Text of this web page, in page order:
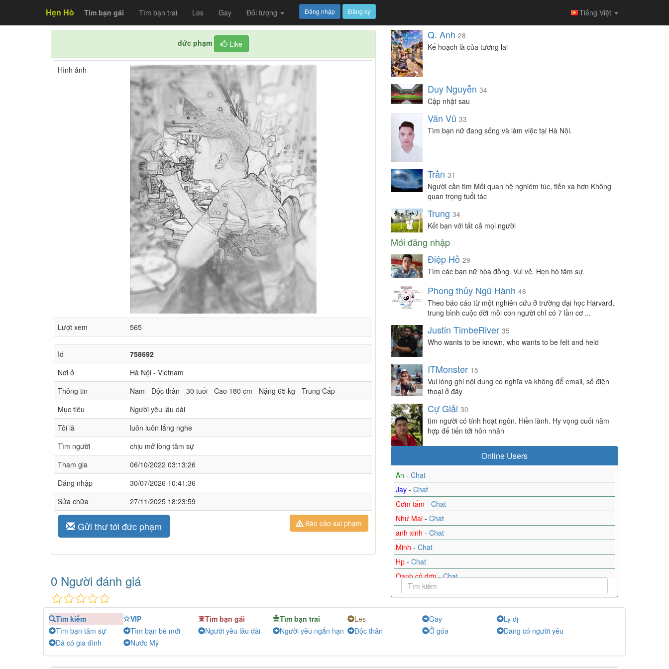
Hẹn Hò Tìm bạn gái Tìm bạn trai Les Gay Đối tượng Đăng nhập Đăng ký Tiếng Việt
đức phạm Like
Hình ảnh
Lượt xem 565
Id
758692
Nơi ở
Hà Nội - Vietnam
Thông tin
Nam - Độc thân - 30 tuổi - Cao 180 cm - Nặng 65 kg - Trung Cấp
Mục tiêu
Người yêu lâu dài
Tôi là
luôn luôn lắng nghe
Tìm người
chịu mở lòng tâm sự
Tham gia
06/10/2022 03:13:26
Đăng nhập
30/07/2026 10:41:36
Sửa chữa
27/11/2025 18:23:59
Gửi thư tới đức phạm Báo cáo sai phạm
0 Người đánh giá
Q. Anh 28
Kế hoạch là của tương lai
Duy Nguyễn 34
Cập nhật sau
Văn Vũ 33
Tìm bạn nữ đang sống và làm việc tại Hà Nội.
Trần 31
Người cần tìm Mối quan hệ nghiêm túc, tiến xa hơn Không
quan trọng tuổi tác
Trung 34
Kết bạn với tất cả mọi người
Mới đăng nhập
Điệp Hồ 29
Tìm các bạn nữ hòa đồng. Vui vẻ. Hẹn hò tâm sự.
Phong thủy Ngũ Hành 46
Theo báo cáo từ một nghiên cứu ở trường đại học Harvard,
trung bình cuộc đời mỗi con người chỉ có 7 lần cơ ...
Justin TimbeRiver 35
Who wants to be known, who wants to be felt and held
ITMonster 15
Vui lòng ghi nội dung có nghĩa và không để email, số điện
thoại ở đây
Cự Giải 30
tìm người có tính hoạt ngôn. Hiền lành. Hy vọng cuối năm
hợp để tiến tới hôn nhân
Online Users
An - Chat
Jay - Chat
Cơm tấm - Chat
Như Mai - Chat
anh xinh - Chat
Minh - Chat
Hp - Chat
Oanh cô đơn-Chat
Mưa Nhỏ-Chat
Tuan hcm-Chat
Chat
Chat
Tìm kiếm VIP Tìm bạn gái Tìm bạn trai Les Gay
Ly dị
Tìm bạn tâm sự
Tìm bạn bè mới Người yêu lâu dài Người yêu ngắn hạn Độc thân Ở góa
Đang có người yêu
Đã có gia đình
Nước Mỹ